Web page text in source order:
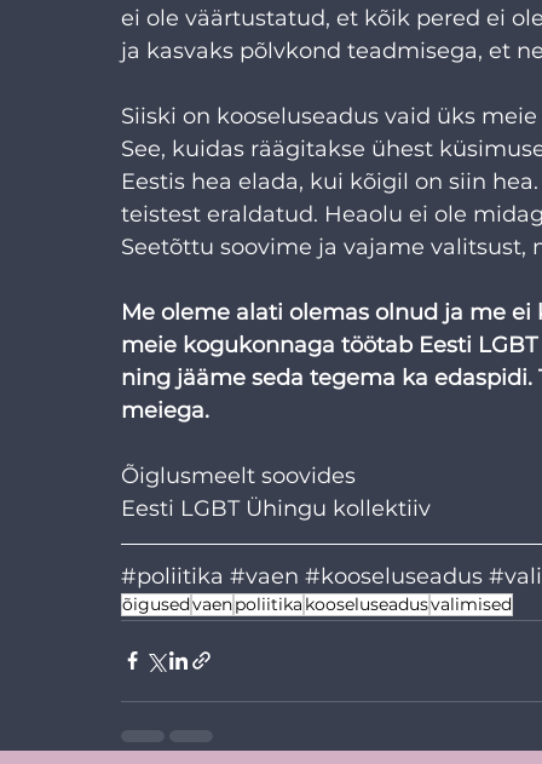
ei ole väärtustatud, et kõik pered ei
ja kasvaks põlvkond teadmisega, et
Siiski on kooseluseadus vaid üks
See, kuidas räägitakse ühest
Eestis hea elada, kui kõigil on siin
teistest eraldatud. Heaolu ei ole
Seetõttu soovime ja vajame
Me oleme alati olemas olnud ja me
meie kogukonnaga töötab Eesti
ning jääme seda tegema ka
meiega.
Õiglusmeelt soovides
Eesti LGBT Ühingu kollektiiv
#poliitika #vaen #kooseluseadus
õigusedvaenpoliitika kooseluseadusvalimised